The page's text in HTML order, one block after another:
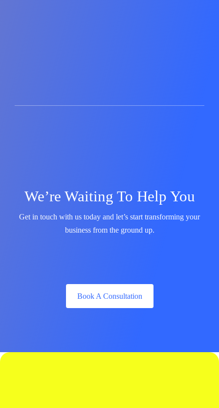
We’re Waiting To Help You
Get in touch with us today and let’s start transforming your
business from the ground up.
Book A Consultation